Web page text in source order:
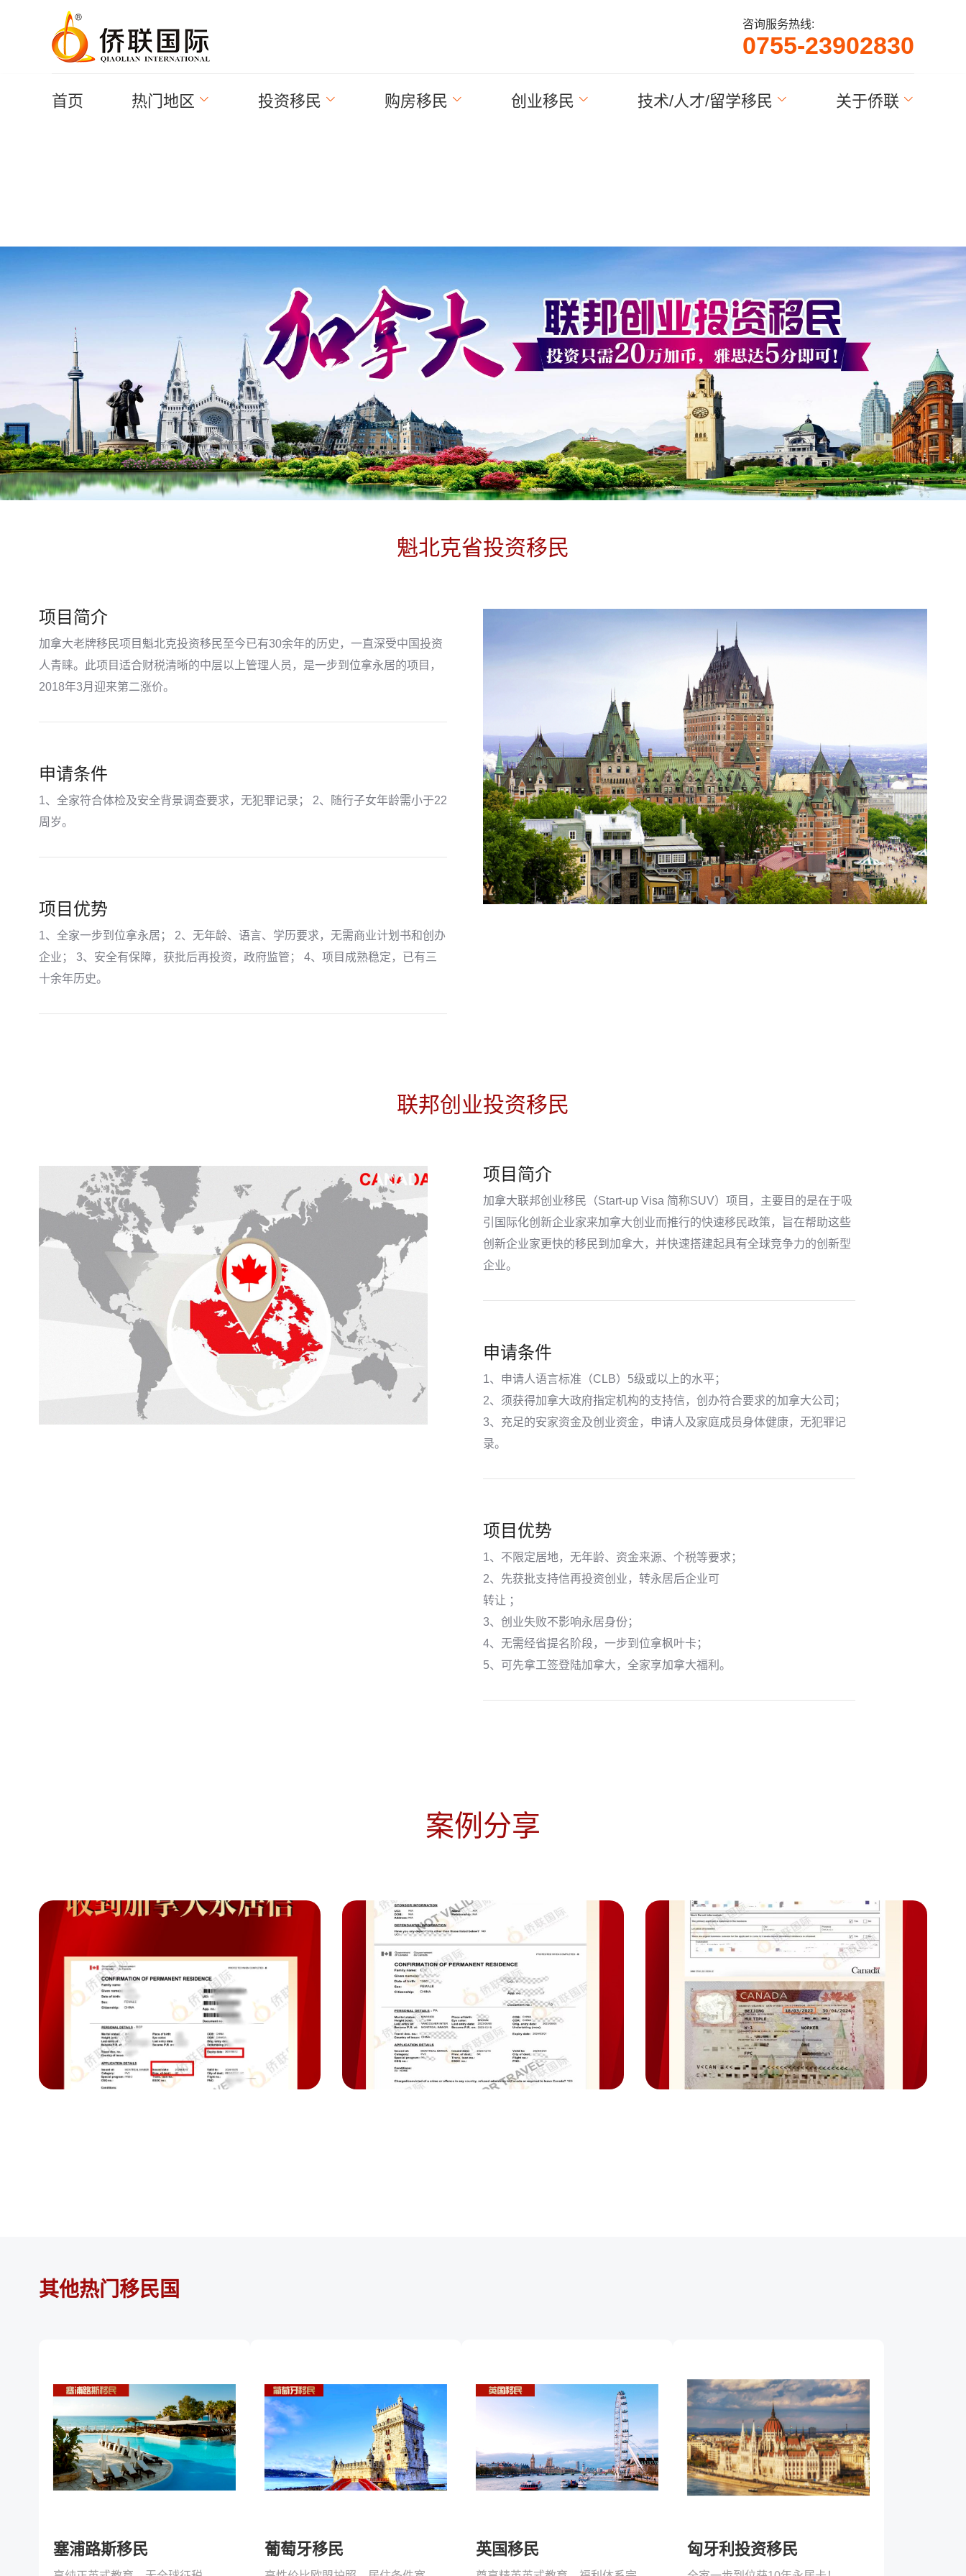
咨询服务热线:
0755 -
7 5 5 -23902830
首页 热门地区 投资移民 购房移民 创业移民 技术/人才/留学移民 关于侨联
魁北克省投资移民
项目简介
加拿大老牌移民项目魁北克投资移民至今已有30余年的历史，一直深受中国投资
人青睐。此项目适合财税清晰的中层以上管理人员，是一步到位拿永居的项目，
2018年3月迎来第二涨价。
申请条件
1、全家符合体检及安全背景调查要求，无犯罪记录； 2、随行子女年龄需小于22
周岁。
项目优势
1、全家一步到位拿永居； 2、无年龄、语言、学历要求，无需商业计划书和创办
企业； 3、安全有保障，获批后再投资，政府监管； 4、项目成熟稳定，已有三
十余年历史。
联邦创业投资移民
项目简介
加拿大联邦创业移民（Start-up Visa 简称SUV）项目，主要目的是在于吸
引国际化创新企业家来加拿大创业而推行的快速移民政策，旨在帮助这些
创新企业家更快的移民到加拿大，并快速搭建起具有全球竞争力的创新型
企业。
申请条件
1、申请人语言标准（CLB）5级或以上的水平；
2、须获得加拿大政府指定机构的支持信，创办符合要求的加拿大公司；
3、充足的安家资金及创业资金，申请人及家庭成员身体健康，无犯罪记
录。
项目优势
1、不限定居地，无年龄、资金来源、个税等要求；
2、先获批支持信再投资创业，转永居后企业可
转让 ；
3、创业失败不影响永居身份；
4、无需经省提名阶段，一步到位拿枫叶卡；
5、可先拿工签登陆加拿大，全家享加拿大福利。
案例分享
其他热门移民国
塞浦路斯移民 葡萄牙移民 英国移民 匈牙利投资移民